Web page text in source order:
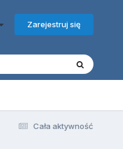
Zarejestruj się
Cała aktywność